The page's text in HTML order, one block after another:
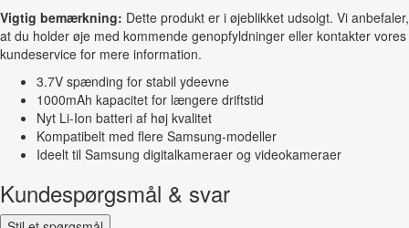
Vigtig bemærkning: Dette produkt er i øjeblikket udsolgt. Vi anbefaler,
at du holder øje med kommende genopfyldninger eller kontakter vores
kundeservice for mere information.
3.7V spænding for stabil ydeevne
1000mAh kapacitet for længere driftstid
Nyt Li-Ion batteri af høj kvalitet
Kompatibelt med flere Samsung-modeller
Ideelt til Samsung digitalkameraer og videokameraer
Kundespørgsmål & svar